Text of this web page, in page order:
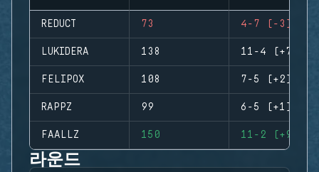
REDUCT 73 4-7 (-3)
LUKIDERA 138 11-4 (+7)
FELIPOX 108 7-5 (+2)
RAPPZ 99 6-5 (+1)
FAALLZ 150 11-2 (+9)
라운드